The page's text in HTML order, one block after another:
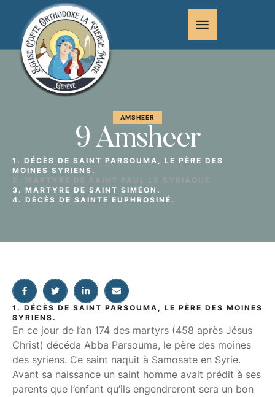
AMSHEER
9 Amsheer
1. DÉCÈS DE SAINT PARSOUMA, LE PÈRE DES
MOINES SYRIENS.
2. MARTYRE DE SAINT PAUL LE SYRIAQUE.
3. MARTYRE DE SAINT SIMÉON.
4. DÉCÈS DE SAINTE EUPHROSINÉ.
1. DÉCÈS DE SAINT PARSOUMA, LE PÈRE DES MOINES
SYRIENS.
En ce jour de l’an 174 des martyrs (458 après Jésus
Christ) décéda Abba Parsouma, le père des moines
des syriens. Ce saint naquit à Samosate en Syrie.
Avant sa naissance un saint homme avait prédit à ses
parents que l’enfant qu’ils engendreront sera un bon